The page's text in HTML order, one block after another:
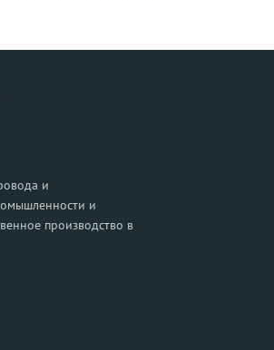
и
и
производство в